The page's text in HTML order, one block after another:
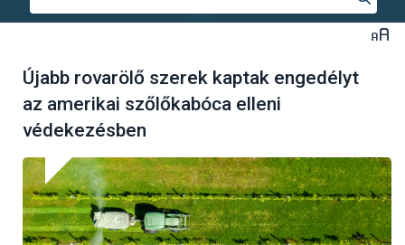
Újabb rovarölő szerek kaptak engedélyt
az amerikai szőlőkabóca elleni
védekezésben